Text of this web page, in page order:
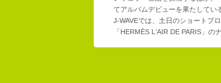
てアルバムデビューを果たしてい
J-WAVEでは、土日のショートプ
「HERMÈS L‘AIR DE PARIS」